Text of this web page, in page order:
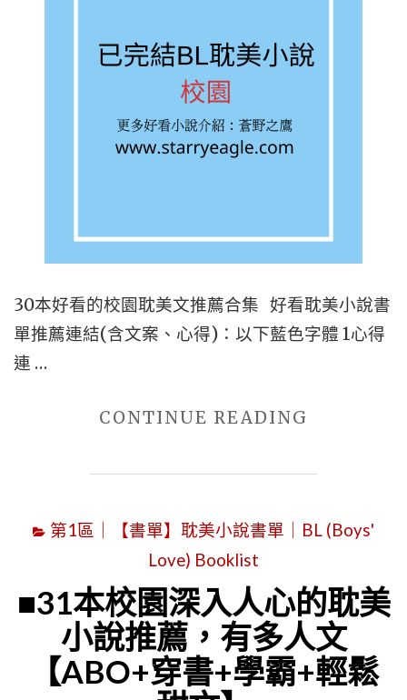
肉|
小
說
推
薦
代
園
+主
角
是
30本好看的校園耽美文推薦合集 好看耽美小說書
單推薦連結(含文案、心得)：以下藍色字體 1心得
連 …
CONTINUE READING
選】
本
看
的
校
園
第1區｜【書單】耽美小說書單｜BL (Boys'
Love) Booklist
■31本校園深入人心的耽美
小說推薦，有多人文
【ABO+穿書+學霸+輕鬆